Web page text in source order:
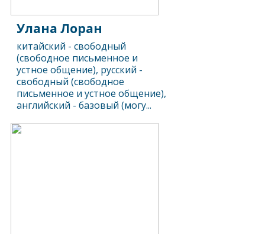
Улана Лоран
китайский - свободный
(свободное письменное и
устное общение), русский -
свободный (свободное
письменное и устное общение),
английский - базовый (могу...